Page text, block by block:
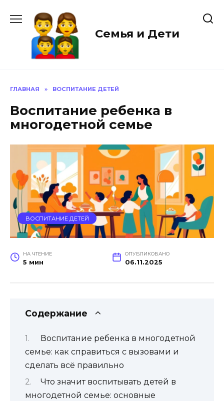
содержанию
Семья и Дети
ГЛАВНАЯ » ВОСПИТАНИЕ ДЕТЕЙ
Воспитание ребенка в
многодетной семье
ВОСПИТАНИЕ ДЕТЕЙ
НА ЧТЕНИЕ
5 мин
ОПУБЛИКОВАНО
06.11.2025
Содержание
Воспитание ребенка в многодетной
семье: как справиться с вызовами и
сделать всё правильно
Что значит воспитывать детей в
многодетной семье: основные